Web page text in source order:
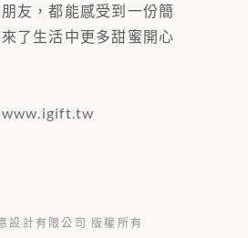
友，都能感受到一份簡
了生活中更多甜蜜開心
www.igift.tw
設計有限公司 版權所有